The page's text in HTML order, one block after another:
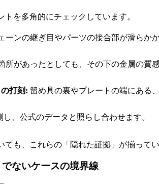
を多角的にチェックしています。
ーンの継ぎ目やパーツの接合部が滑らかか
所があったとしても、その下の金属の質
打刻: 留め具の裏やプレートの端にある
し、公式のデータと照らし合わせます。
も、これらの「隠れた証拠」が揃って
ないケースの境界線